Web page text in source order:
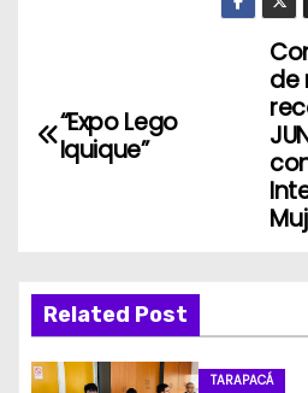
a
a
c
de
“Expo Lego
Iquique”
Related Post
TARAPACÁ